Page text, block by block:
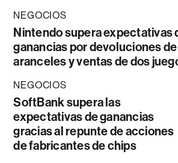
NEGOCIOS
Nintendo supera expectativas
ganancias por devoluciones de
aranceles y ventas de dos
NEGOCIOS
SoftBank supera las
expectativas de ganancias
gracias al repunte de acciones
de fabricantes de chips